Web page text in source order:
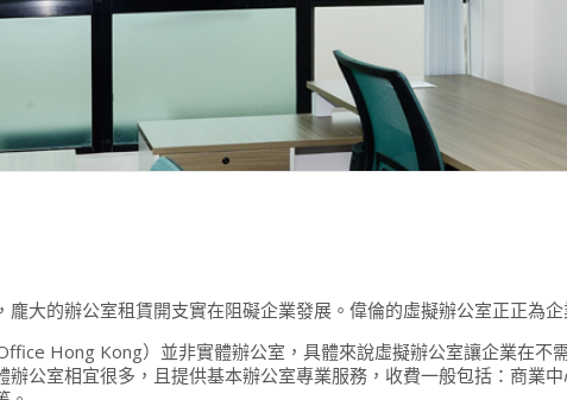
大的辦公室租賃開支實在阻礙企業發展。偉倫的虛擬辦公室正正為企
Hong Kong）並非實體辦公室，具體來說虛擬辦公室讓企業在不
公室相宜很多，且提供基本辦公室專業服務，收費一般包括：商業